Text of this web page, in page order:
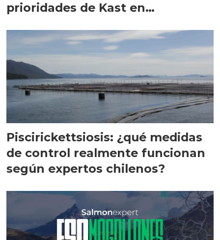
prioridades de Kast en
Piscirickettsiosis: ¿qué medidas
de control realmente funcionan
según expertos chilenos?